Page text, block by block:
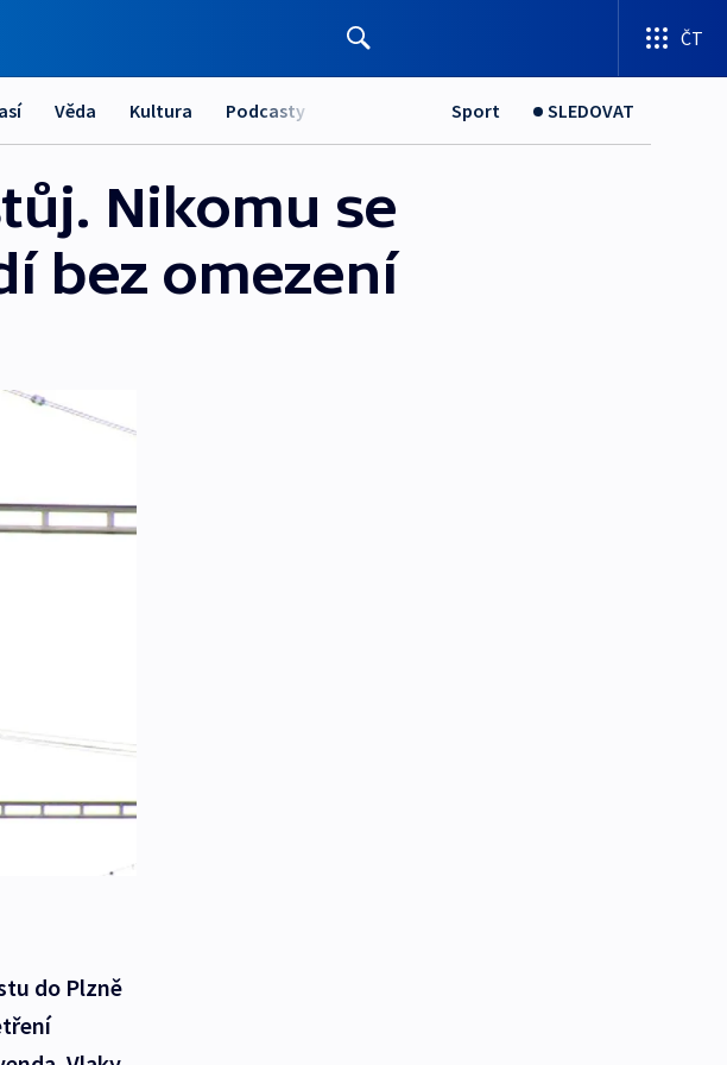
ČT
Věda Kultura Podcasty Sport SLEDOVAT
Nikomu se
bez omezení
do Plzně